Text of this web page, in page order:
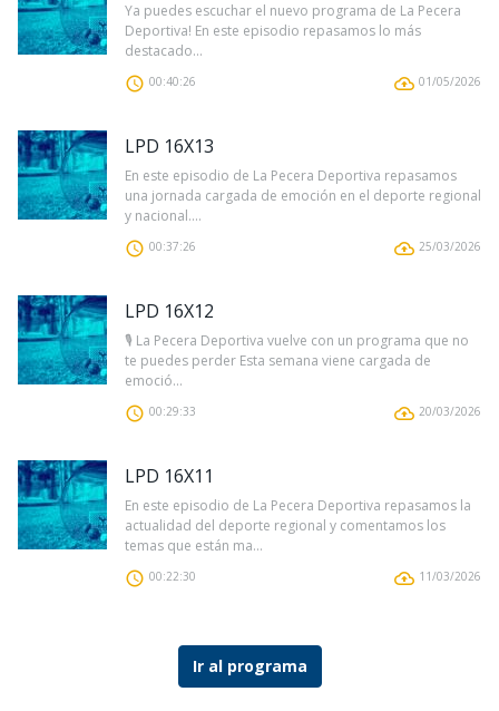
Ya puedes escuchar el nuevo programa de La Pecera
Deportiva! En este episodio repasamos lo más
destacado...
00:40:26 01/05/2026
LPD 16X13
En este episodio de La Pecera Deportiva repasamos
una jornada cargada de emoción en el deporte regional
y nacional....
00:37:26 25/03/2026
LPD 16X12
🎙️ La Pecera Deportiva vuelve con un programa que no
te puedes perder Esta semana viene cargada de
emoció...
00:29:33 20/03/2026
LPD 16X11
En este episodio de La Pecera Deportiva repasamos la
actualidad del deporte regional y comentamos los
temas que están ma...
00:22:30 11/03/2026
Ir al programa